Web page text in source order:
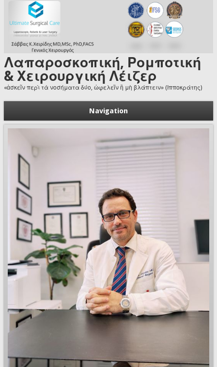
Skip to main content
Λαπαροσκοπική, Ρομποτική
& Χειρουργική Λέιζερ
«ἀσκεῖν περὶ τὰ νοσήματα δύο, ὠφελεῖν ἢ μὴ βλάπτειν» (Ιπποκράτης)
Navigation